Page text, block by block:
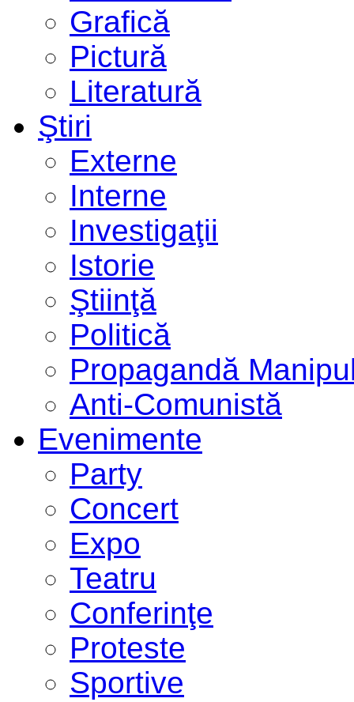
Grafică
Pictură
Literatură
Ştiri
Externe
Interne
Investigaţii
Istorie
Ştiinţă
Politică
Propagandă
Anti-Comunistă
Evenimente
Party
Concert
Expo
Teatru
Conferinţe
Proteste
Sportive